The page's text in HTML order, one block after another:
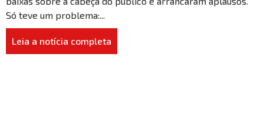
Só teve um problema:...
Leia a notícia completa